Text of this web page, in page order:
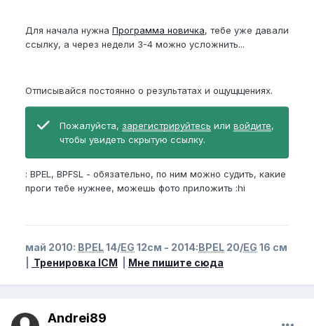
Для начала нужна Программа новичка, тебе уже давали
ссылку, а через недели 3-4 можно усложнить...
Отписывайся постоянно о результатах и ощущщениях.
Пожалуйста, зарегистрируйтесь или войдите,
чтобы увидеть скрытую ссылку.
: BPEL, BPFSL - обязательно, по ним можно судить, какие
проги тебе нужнее, можешь фото приложить :hi
май 2010: BPEL14/EG 12см - 2014:BPEL 20/EG 16 см
Тренировка ICM Мне пишите сюда
Andrei89